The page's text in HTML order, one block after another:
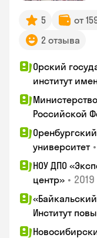
5 от
2 отзыва
Орский
институт
Российской
университет •
НОУ ДПО
центр» • 2019
Институт